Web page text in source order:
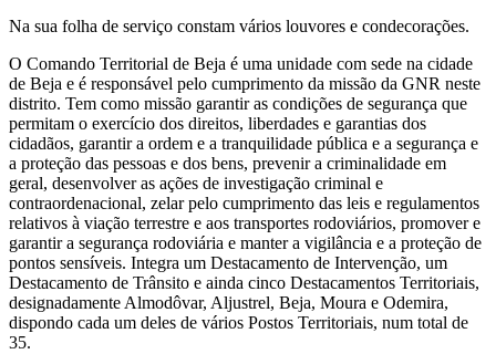
Na sua folha de serviço constam vários louvores e condecorações.
O Comando Territorial de Beja é uma unidade com sede na cidade
de Beja e é responsável pelo cumprimento da missão da GNR neste
distrito. Tem como missão garantir as condições de segurança que
permitam o exercício dos direitos, liberdades e garantias dos
cidadãos, garantir a ordem e a tranquilidade pública e a segurança e
a proteção das pessoas e dos bens, prevenir a criminalidade em
geral, desenvolver as ações de investigação criminal e
contraordenacional, zelar pelo cumprimento das leis e regulamentos
relativos à viação terrestre e aos transportes rodoviários, promover e
garantir a segurança rodoviária e manter a vigilância e a proteção de
pontos sensíveis. Integra um Destacamento de Intervenção, um
Destacamento de Trânsito e ainda cinco Destacamentos Territoriais,
designadamente Almodôvar, Aljustrel, Beja, Moura e Odemira,
dispondo cada um deles de vários Postos Territoriais, num total de
35.